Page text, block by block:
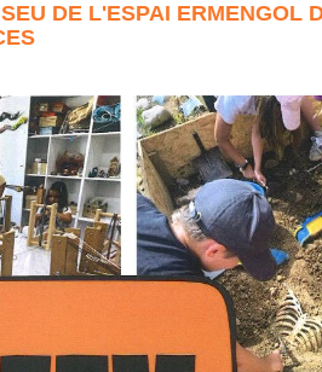
DE L'ESPAI ERMENGOL